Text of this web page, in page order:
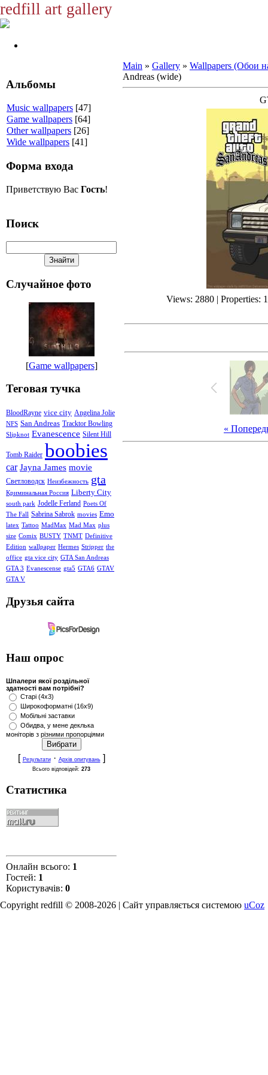
redfill art gallery
Альбомы
Music wallpapers [47]
Game wallpapers [64]
Other wallpapers [26]
Wide wallpapers [41]
Форма входа
Приветствую Вас Гость!
Поиск
Случайное фото
[Game wallpapers]
Теговая тучка
BloodRayne vice city Angelina Jolie
NFS San Andreas Tracktor Bowling
Slipknot Evanescence Silent Hill
Tomb Raider boobies
car Jayna James movie
Светловодск Неизбежность gta
Криминальная Россия Liberty City
south park Jodelle Ferland Poets Of
The Fall Sabrina Sabrok movies Emo
latex Tattoo MadMax Mad Max plus
size Comix BUSTY TNMT Definitive
Edition wallpaper Hermes Stripper the
office gta vice city GTA San Andreas
GTA 3 Evanescense gta5 GTA6 GTAV
GTA V
Друзья сайта
Наш опрос
Шпалери якої роздільної
здатності вам потрібні?
Старі (4x3)
Широкоформатні (16x9)
Мобільні заставки
Обидва, у мене деклька
моніторів з різними пропорціями
[ Результати· Архів опитувань]
Всього відповідей: 273
Статистика
Онлайн всього: 1
Гостей: 1
Користувачів: 0
Main » Gallery » Wallpapers (Обои
Andreas (wide)
Views: 2880 | Properties:
«
Copyright redfill © 2008-2026 | Сайт управляється системою uCoz